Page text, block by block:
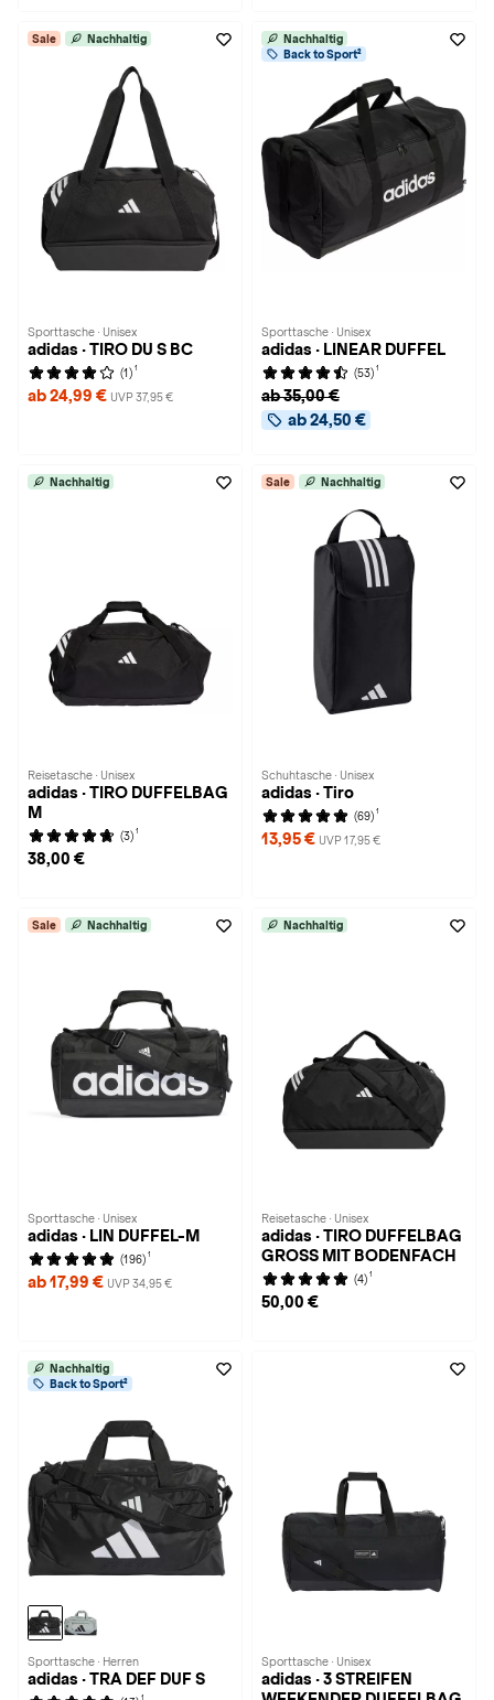
Sale Nachhaltig
Sporttasche · Unisex
adidas · TIRO DU S BC
(1) 1
ab 24,99 € UVP 37,95 €
Nachhaltig
Back to Sport²
Sporttasche · Unisex
adidas · LINEAR DUFFEL
(53) 1
ab 35,00 €
ab 24,50 €
Nachhaltig
Reisetasche · Unisex
adidas · TIRO DUFFELBAG
M
(3) 1
38,00 €
Sale Nachhaltig
Schuhtasche · Unisex
adidas · Tiro
(69) 1
13,95 € UVP 17,95 €
Sale Nachhaltig
Sporttasche · Unisex
adidas · LIN DUFFEL-M
(196) 1
ab 17,99 € UVP 34,95 €
Nachhaltig
Reisetasche · Unisex
adidas · TIRO DUFFELBAG
GROSS MIT BODENFACH
(4) 1
50,00 €
Nachhaltig
Back to Sport²
Sporttasche · Herren
adidas · TRA DEF DUF S
1
Sporttasche · Unisex
adidas · 3 STREIFEN